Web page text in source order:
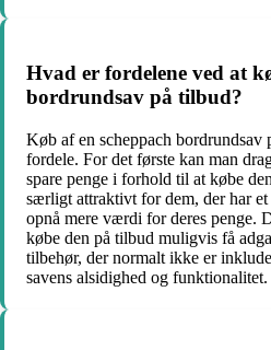
Hvad er fordelene ved at
bordrundsav på tilbud?
Køb af en scheppach bordrundsav
fordele. For det første kan man
spare penge i forhold til at købe
særligt attraktivt for dem, der har
opnå mere værdi for deres penge.
købe den på tilbud muligvis få
tilbehør, der normalt ikke er
savens alsidighed og funktionalitet.